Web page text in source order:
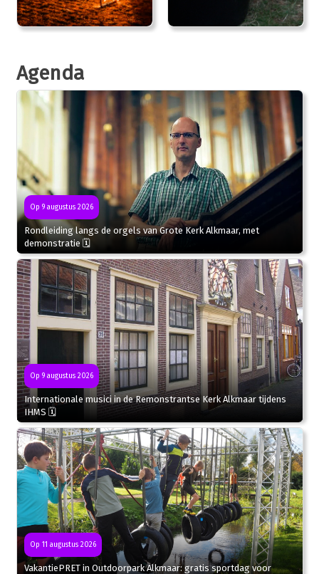
Agenda
Op 9 augustus 2026
Rondleiding langs de orgels van Grote Kerk Alkmaar, met
demonstratie 🗓
Op 9 augustus 2026
Internationale musici in de Remonstrantse Kerk Alkmaar tijdens
IHMS 🗓
Op 11 augustus 2026
VakantiePRET in Outdoorpark Alkmaar: gratis sportdag voor